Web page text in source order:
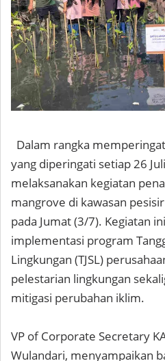
Dalam rangka
yang diperingati setiap 26
melaksanakan kegiatan
mangrove di kawasan
pada Jumat (3/7). Kegiatan
implementasi program
Lingkungan (TJSL)
pelestarian lingkungan
mitigasi perubahan iklim.
VP of Corporate Secretary
Wulandari, menyampaikan